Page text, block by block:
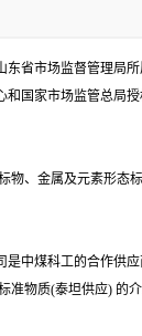
东省市场监督管理局
和国家市场监管总局
物、金属及元素形态
是中煤科工的合作供
准物质(泰坦供应) 的